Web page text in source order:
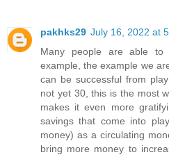
pakhks29 July 16, 2022 at
Many people are able
example, the example we
can be successful from
not yet 30, this is the most
makes it even more
savings that come into
money) as a circulating
bring more money to